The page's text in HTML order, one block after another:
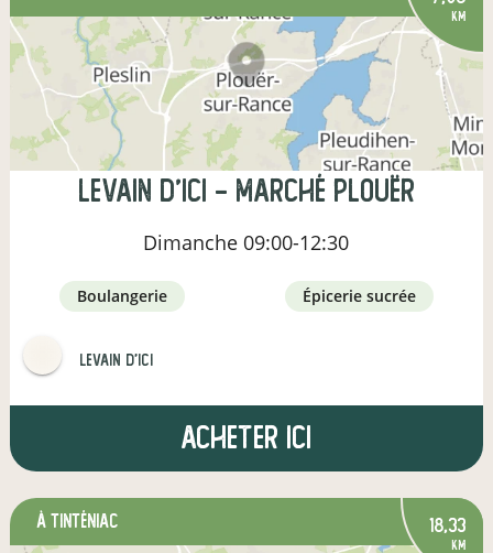
km
Levain d'Ici - Marché Plouër
Dimanche 09:00-12:30
boulangerie épicerie sucrée
LEVAIN D'ICI
Acheter ici
à Tinténiac 18,33
km